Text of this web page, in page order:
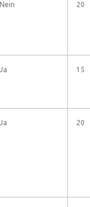
Nein 20
Ja 15
Ja 20